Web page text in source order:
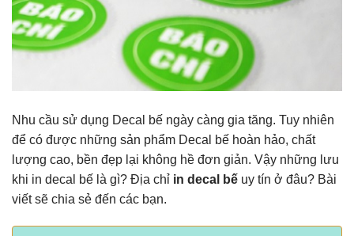
Nhu cầu sử dụng Decal bế ngày càng gia tăng. Tuy nhiên
để có được những sản phẩm Decal bế hoàn hảo, chất
lượng cao, bền đẹp lại không hề đơn giản. Vậy những lưu
khi in decal bế là gì? Địa chỉ in decal bế uy tín ở đâu? Bài
viết sẽ chia sẻ đến các bạn.